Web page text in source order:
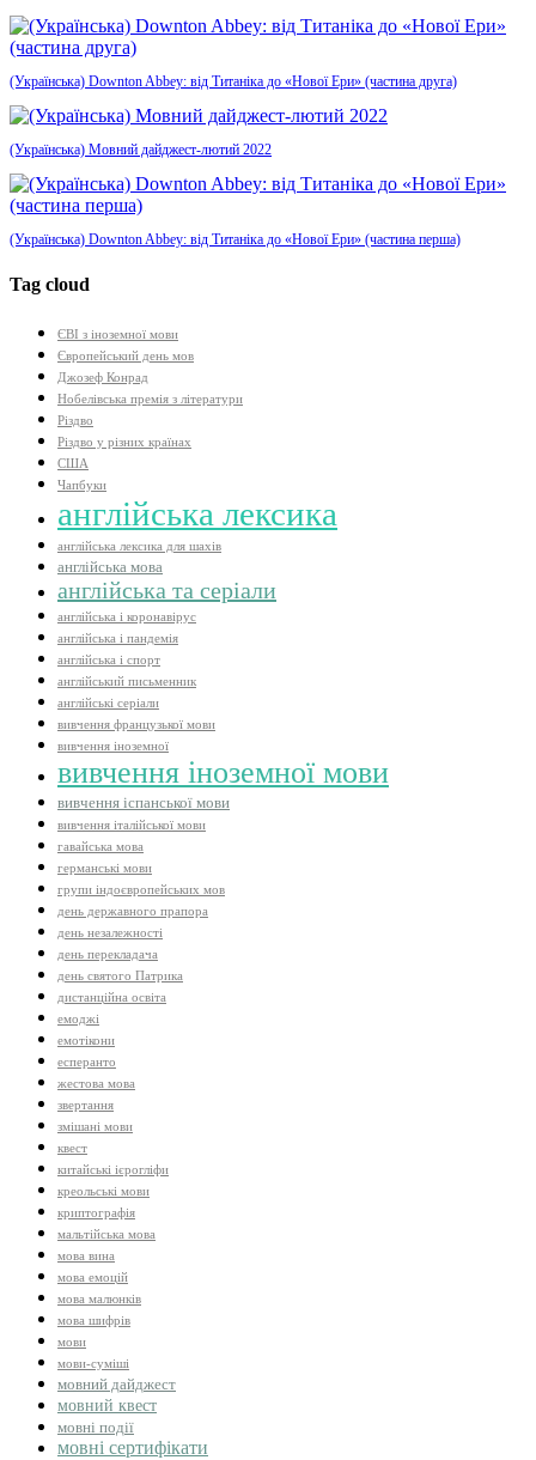
(Українська) Downton Abbey: від Титаніка до «Нової Ери» (частина друга)
(Українська) Мовний дайджест-лютий 2022
(Українська) Downton Abbey: від Титаніка до «Нової Ери» (частина перша)
Tag cloud
ЄВІ з іноземної мови
Європейський день мов
Джозеф Конрад
Нобелівська премія з літератури
Різдво
Різдво у різних країнах
США
Чапбуки
англійська лексика
англійська лексика для шахів
англійська мова
англійська та серіали
англійська і коронавірус
англійська і пандемія
англійська і спорт
англійський письменник
англійські серіали
вивчення французької мови
вивчення іноземної
вивчення іноземної мови
вивчення іспанської мови
вивчення італійської мови
гавайська мова
германські мови
групи індоєвропейських мов
день державного прапора
день незалежності
день перекладача
день святого Патрика
дистанційна освіта
емоджі
емотікони
есперанто
жестова мова
звертання
змішані мови
квест
китайські ієрогліфи
креольські мови
криптографія
мальтійська мова
мова вина
мова емоцій
мова малюнків
мова шифрів
мови
мови-суміші
мовний дайджест
мовний квест
мовні події
мовні сертифікати